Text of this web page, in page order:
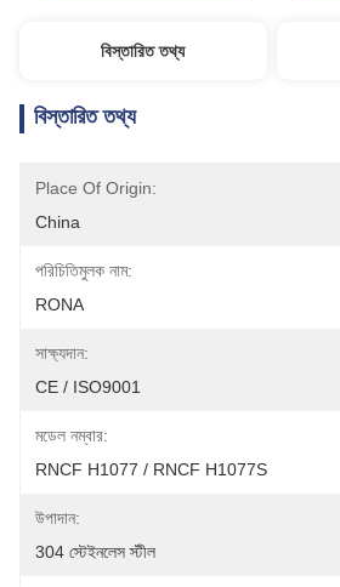
বিস্তারিত তথ্য
বিস্তারিত তথ্য
Place Of Origin:
China
পরিচিতিমুলক নাম:
RONA
সাক্ষ্যদান:
CE / ISO9001
মডেল নম্বার:
RNCF H1077 / RNCF H1077S
উপাদান:
304 স্টেইনলেস স্টীল